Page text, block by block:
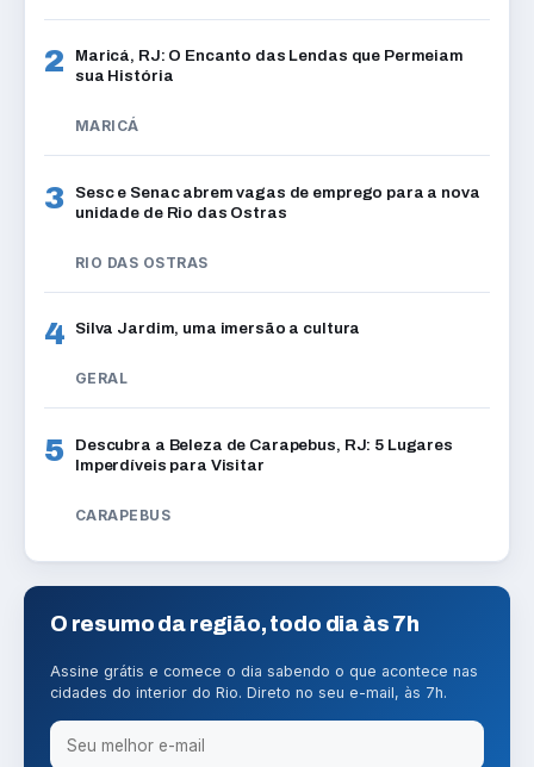
2
Maricá, RJ: O Encanto das Lendas que Permeiam
sua História
MARICÁ
3
Sesc e Senac abrem vagas de emprego para a nova
unidade de Rio das Ostras
RIO DAS OSTRAS
4 Silva Jardim, uma imersão a cultura
GERAL
5
Descubra a Beleza de Carapebus, RJ: 5 Lugares
Imperdíveis para Visitar
CARAPEBUS
O resumo da região, todo dia às 7h
Assine grátis e comece o dia sabendo o que acontece nas
cidades do interior do Rio. Direto no seu e-mail, às 7h.